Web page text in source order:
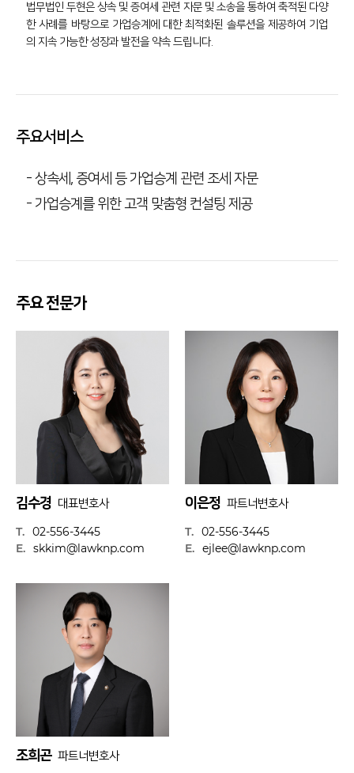
법무법인 두현은 상속 및 증여세 관련 자문 및 소송을 통하여 축적된 다양
한 사례를 바탕으로 가업승계에 대한 최적화된 솔루션을 제공하여 기업
의 지속 가능한 성장과 발전을 약속 드립니다.
주요서비스
- 상속세, 증여세 등 가업승계 관련 조세 자문
- 가업승계를 위한 고객 맞춤형 컨설팅 제공
주요 전문가
김수경 대표변호사
T. 02-556-3445
E. skkim@lawknp.com
이은정 파트너변호사
T. 02-556-3445
E. ejlee@lawknp.com
조희곤 파트너변호사